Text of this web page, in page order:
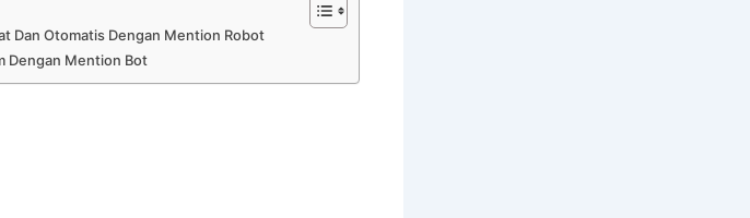
Dan Otomatis Dengan Mention Robot
Dengan Mention Bot